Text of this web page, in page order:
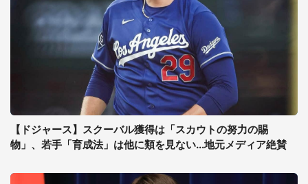
【ドジャース】スクーバル獲得は「スカウトの努力の賜
物」、若手「育成法」は他に類を見ない...地元メディア絶賛